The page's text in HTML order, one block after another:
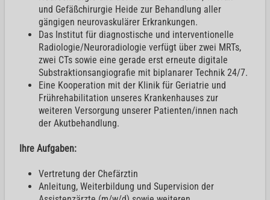
und Gefäßchirurgie Heide zur Behandlung aller
gängigen neurovaskulärer Erkrankungen.
Das Institut für diagnostische und interventionelle
Radiologie/Neuroradiologie verfügt über zwei MRTs,
zwei CTs sowie eine gerade erst erneute digitale
Substraktionsangiografie mit biplanarer Technik 24/7.
Eine Kooperation mit der Klinik für Geriatrie und
Frührehabilitation unseres Krankenhauses zur
weiteren Versorgung unserer Patienten/innen nach
der Akutbehandlung.
Ihre Aufgaben:
Vertretung der Chefärztin
Anleitung, Weiterbildung und Supervision der